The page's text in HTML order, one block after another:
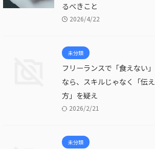
るべきこと
2026/4/22
未分類
フリーランスで「食えない」
なら、スキルじゃなく「伝え
方」を疑え
2026/2/21
未分類